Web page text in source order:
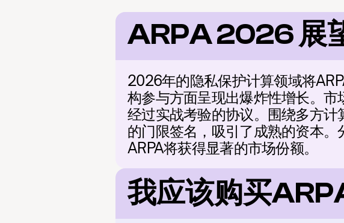
ARPA 2026 展
2026年的隐私保护计算领域将
构参与方面呈现出爆炸性增长。
经过实战考验的协议。围绕多方
的门限签名，吸引了成熟的资本
ARPA将获得显著的市场份额。
我应该购买